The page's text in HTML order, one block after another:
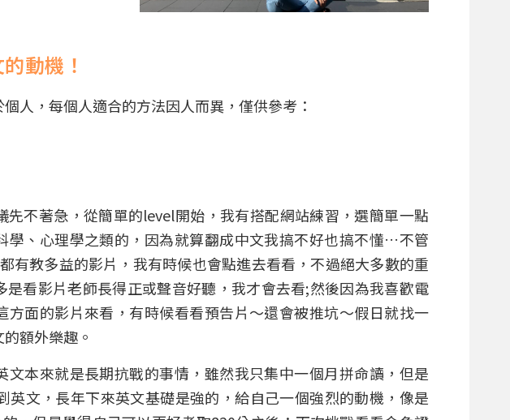
動機！
人，每個人適合的方法因人而異，僅供參考：
先不著急，從簡單的level開始，我有搭配網站練習，選簡單一點
學、心理學之類的，因為就算翻成中文我搞不好也搞不懂…不管
有教多益的影片，我有時候也會點進去看看，不過絕大多數的重
是看影片老師長得正或聲音好聽，我才會去看;然後因為我喜歡電
方面的影片來看，有時候看看預告片～還會被推坑～假日就找一
額外樂趣。
文本來就是長期抗戰的事情，雖然我只集中一個月拼命讀，但是
英文，長年下來英文基礎是強的，給自己一個強烈的動機，像是